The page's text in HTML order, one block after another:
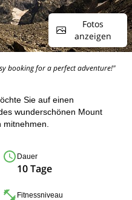
Fotos
anzeigen
booking for a perfect adventure!"
Sie auf einen
wunderschönen Mount
Dauer
10 Tage
Fitnessniveau